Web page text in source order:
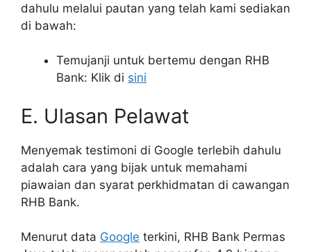
dahulu melalui pautan yang telah kami sediakan
di bawah:
Temujanji untuk bertemu dengan RHB
Bank: Klik di sini
E. Ulasan Pelawat
Menyemak testimoni di Google terlebih dahulu
adalah cara yang bijak untuk memahami
piawaian dan syarat perkhidmatan di cawangan
RHB Bank.
Menurut data Google terkini, RHB Bank Permas